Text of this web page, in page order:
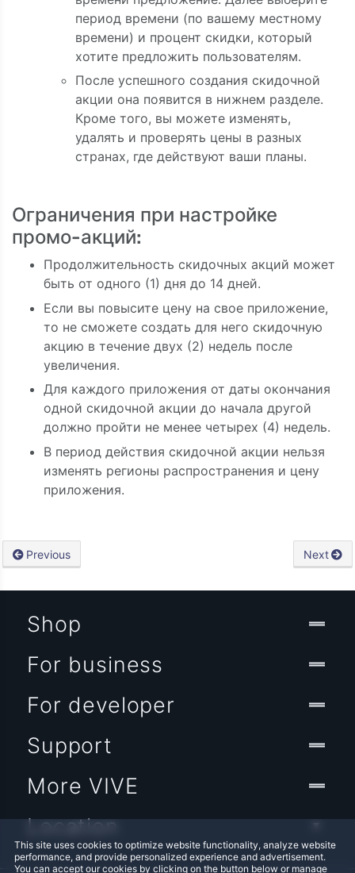
период времени (по вашему местному
времени) и процент скидки, который
хотите предложить пользователям.
После успешного создания скидочной
акции она появится в нижнем разделе.
Кроме того, вы можете изменять,
удалять и проверять цены в разных
странах, где действуют ваши планы.
Ограничения при настройке
промо-акций:
Продолжительность скидочных акций может
быть от одного (1) дня до 14 дней.
Если вы повысите цену на свое приложение,
то не сможете создать для него скидочную
акцию в течение двух (2) недель после
увеличения.
Для каждого приложения от даты окончания
одной скидочной акции до начала другой
должно пройти не менее четырех (4) недель.
В период действия скидочной акции нельзя
изменять регионы распространения и цену
приложения.
Previous Next
This site uses cookies to optimize website functionality, analyze website
performance, and provide personalized experience and advertisement.
You can accept our cookies by clicking on the button below or manage
Shop
For business
For developer
Support
More VIVE
Location